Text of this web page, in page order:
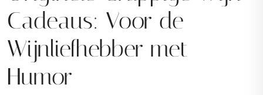
Cadeaus: Voor de
Wijnliefhebber met
Humor